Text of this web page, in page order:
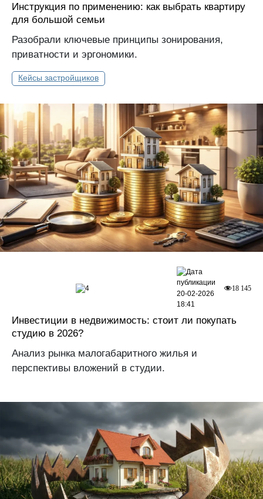
Инструкция по применению: как выбрать квартиру
для большой семьи
Разобрали ключевые принципы зонирования,
приватности и эргономики.
Кейсы застройщиков
Инвестиции в недвижимость: стоит ли покупать
студию в 2026?
Анализ рынка малогабаритного жилья и
перспективы вложений в студии.
4 18 145
20-02-2026
18:41